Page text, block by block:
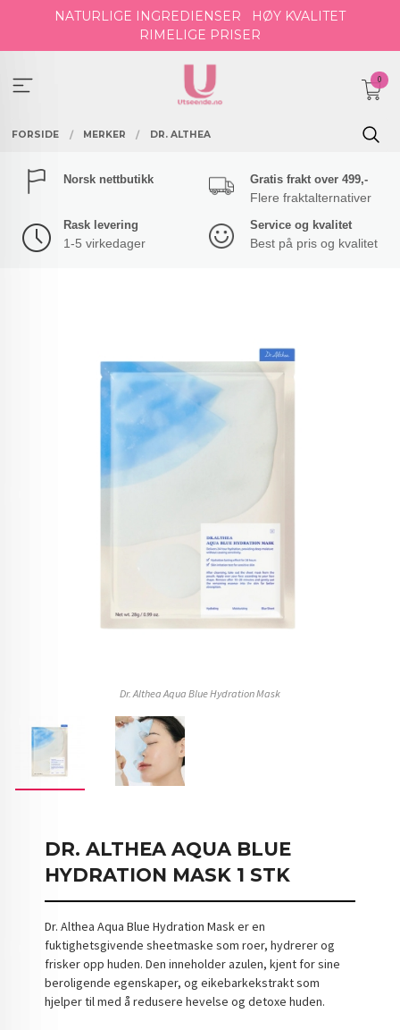
NATURLIGE INGREDIENSER
HØY KVALITET
RIMELIGE PRISER
0
FORSIDE MERKER DR. ALTHEA
Norsk nettbutikk Gratis frakt over 499,-
Flere fraktalternativer
Rask levering
1-5 virkedager
Service og kvalitet
Best på pris og kvalitet
Dr. Althea Aqua Blue Hydration Mask
DR. ALTHEA AQUA BLUE
HYDRATION MASK 1 STK
Dr. Althea Aqua Blue Hydration Mask er en
fuktighetsgivende sheetmaske som roer, hydrerer og
frisker opp huden. Den inneholder azulen, kjent for sine
beroligende egenskaper, og eikebarkekstrakt som
hjelper til med å redusere hevelse og detoxe huden.